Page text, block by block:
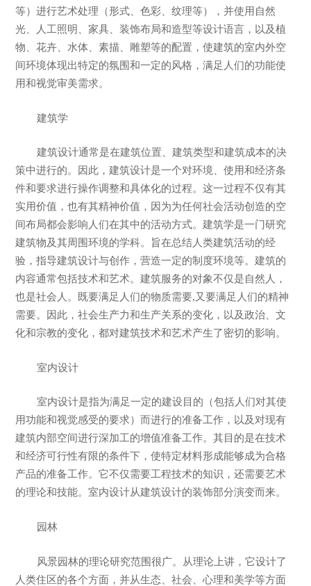
等）进行艺术处理（形式、色彩、纹理等），并使用自然
光、人工照明、家具、装饰布局和造型等设计语言，以及植
物、花卉、水体、素描、雕塑等的配置，使建筑的室内外空
间环境体现出特定的氛围和一定的风格，满足人们的功能使
用和视觉审美需求。
建筑学
建筑设计通常是在建筑位置、建筑类型和建筑成本的决
策中进行的。因此，建筑设计是一个对环境、使用和经济条
件和要求进行操作调整和具体化的过程。这一过程不仅有其
实用价值，也有其精神价值，因为为任何社会活动创造的空
间布局都会影响人们在其中的活动方式。建筑学是一门研究
建筑物及其周围环境的学科。旨在总结人类建筑活动的经
验，指导建筑设计与创作，营造一定的制度环境等。建筑的
内容通常包括技术和艺术。建筑服务的对象不仅是自然人，
也是社会人。既要满足人们的物质需要,又要满足人们的精神
需要。因此，社会生产力和生产关系的变化，以及政治、文
化和宗教的变化，都对建筑技术和艺术产生了密切的影响。
室内设计
室内设计是指为满足一定的建设目的（包括人们对其使
用功能和视觉感受的要求）而进行的准备工作，以及对现有
建筑内部空间进行深加工的增值准备工作。其目的是在技术
和经济可行性有限的条件下，使特定材料形成能够成为合格
产品的准备工作。它不仅需要工程技术的知识，还需要艺术
的理论和技能。室内设计从建筑设计的装饰部分演变而来。
园林
风景园林的理论研究范围很广。从理论上讲，它设计了
人类住区的各个方面，并从生态、社会、心理和美学等方面